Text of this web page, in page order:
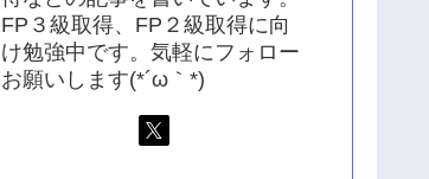
FP３級取得、FP２級取得に向
け勉強中です。気軽にフォロー
お願いします(*´ω｀*)